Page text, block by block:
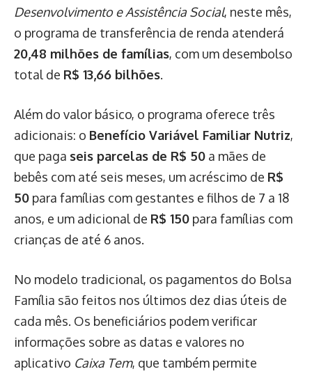
Desenvolvimento e Assistência Social, neste mês,
o programa de transferência de renda atenderá
20,48 milhões de famílias, com um desembolso
total de R$ 13,66 bilhões.
Além do valor básico, o programa oferece três
adicionais: o Benefício Variável Familiar Nutriz,
que paga seis parcelas de R$ 50 a mães de
bebês com até seis meses, um acréscimo de R$
50 para famílias com gestantes e filhos de 7 a 18
anos, e um adicional de R$ 150 para famílias com
crianças de até 6 anos.
No modelo tradicional, os pagamentos do Bolsa
Família são feitos nos últimos dez dias úteis de
cada mês. Os beneficiários podem verificar
informações sobre as datas e valores no
aplicativo Caixa Tem, que também permite